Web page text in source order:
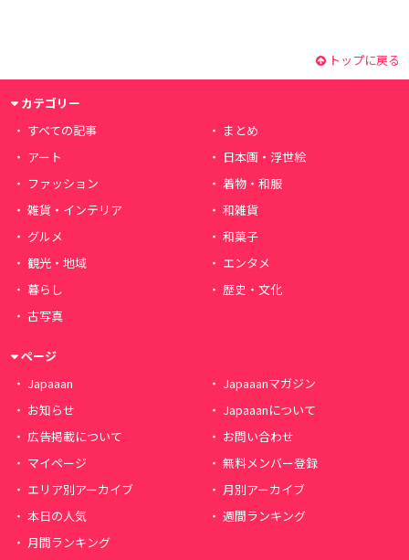
トップに戻る
カテゴリー
すべての記事
まとめ
アート
日本画・浮世絵
ファッション
着物・和服
雑貨・インテリア
和雑貨
グルメ
和菓子
観光・地域
エンタメ
暮らし
歴史・文化
古写真
ページ
Japaaan
Japaaanマガジン
お知らせ
Japaaanについて
広告掲載について
お問い合わせ
マイページ
無料メンバー登録
エリア別アーカイブ
月別アーカイブ
本日の人気
週間ランキング
月間ランキング